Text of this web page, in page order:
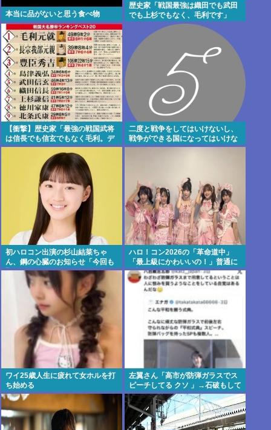
本当に品がないと思う食べ物
歴史家「戦国最強は織田でも武田
でも上杉でもなく、毛利です」
【衝撃】歴史家「最強の戦国武将
は信長でも信玄でもなく毛利。デ
ータを見ろ」パシャ
二度と戦争をしてはいけないし、
戦争ができる国になってはいけな
い
初ハロコン出演の杉山結菜ちゃ
ん、鋼の心臓のお知らせ「今回も
緊張してません」
ハロ！コン2026の「革命道中」
「最上級にかわいいの！」普通に
好評wwwww
ワイ25歳人生に疲れて女ホルを打
ち始める
左翼さん「高市が防弾ガラスでス
ピーチしてる クソ 」→石破もして
いた